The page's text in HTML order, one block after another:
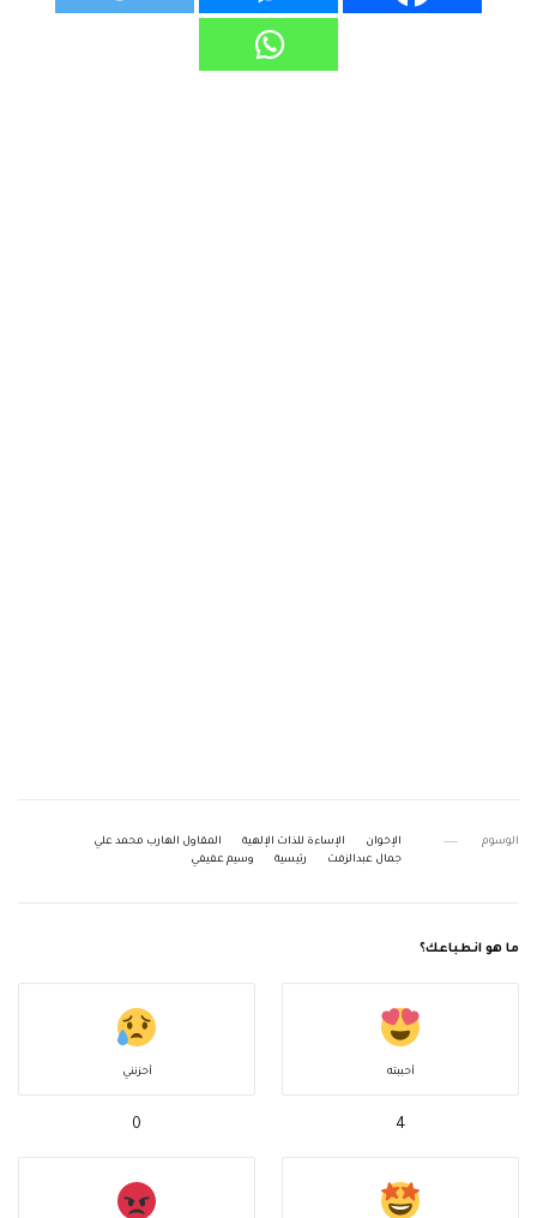
الوسوم الإخوان الإساءة للذات الإلهية
المقاول الهارب محمد علي
جمال عبدالزفت
رئيسية وسيم عفيفي
ما هو انطباعك؟
أحببته
4
أحزنني
0